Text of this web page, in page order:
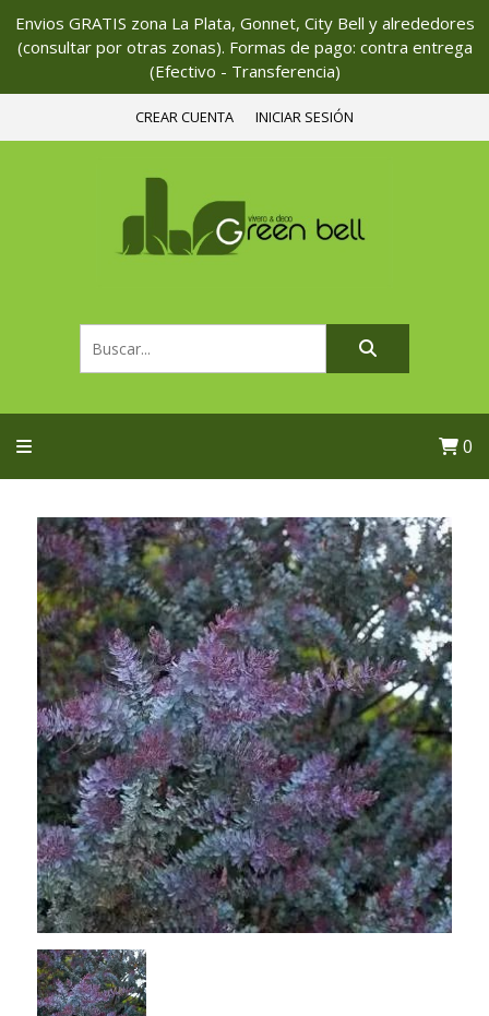
Envios GRATIS zona La Plata, Gonnet, City Bell y alrededores
(consultar por otras zonas). Formas de pago: contra entrega
(Efectivo - Transferencia)
CREAR CUENTA INICIAR SESIÓN
0